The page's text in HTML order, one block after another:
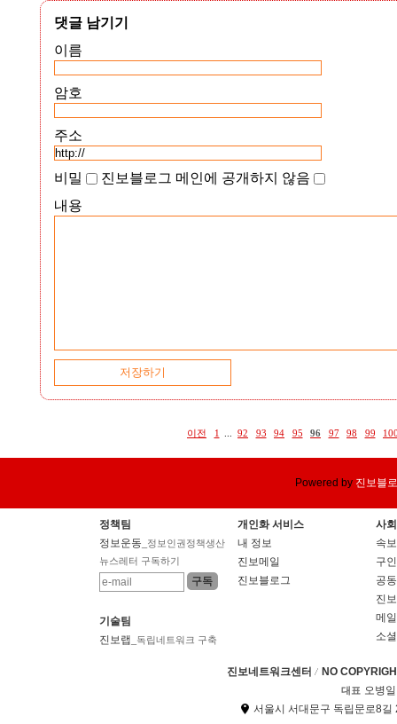
댓글 남기기
이름
암호
주소
비밀
진보블로그 메인에 공개하지 않음
내용
이전 1 92 93 94 95 96 97 98 99
Powered by 진보블
정책팀
정보운동 _정보인권정책생산
뉴스레터 구독하기
기술팀
진보랩
_독립네트워크 구축
개인화 서비스
내 정보
진보메일
진보블로그
사
속보
구
공
진
메
소
진보네트워크센터 NO
대표 오병일
서울시 서대문구 독립문로8길